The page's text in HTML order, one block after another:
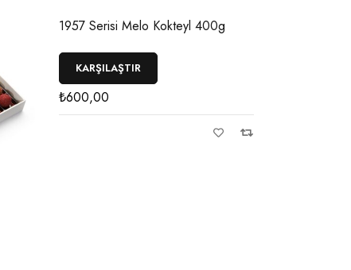
1957 Serisi Melo Kokteyl 400g
KARŞILAŞTIR
₺600,00